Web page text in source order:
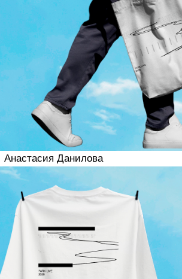
Виктория Сталыбка
Получить консультацию
Наш менеджер в скором времени
свяжется с вами через Telegram и
ответит на все ваши вопросы
касательно курса